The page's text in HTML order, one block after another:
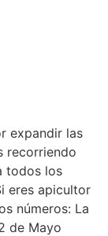
expandir las
recorriendo
todos los
eres apicultor
números: La
de Mayo